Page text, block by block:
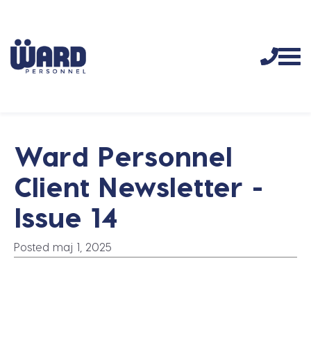
Ward Personnel
Client Newsletter -
Issue 14
Posted maj 1, 2025